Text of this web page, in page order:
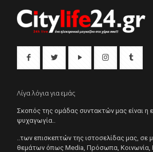
Λίγα λόγια για εμάς
Σκοπός της ομάδας συντακτών μας είναι η
ψυχαγωγία..
..των επισκεπτών της ιστοσελίδας μας, σε
θεμάτων όπως Μedia, Πρόσωπα, Κοινωνία,